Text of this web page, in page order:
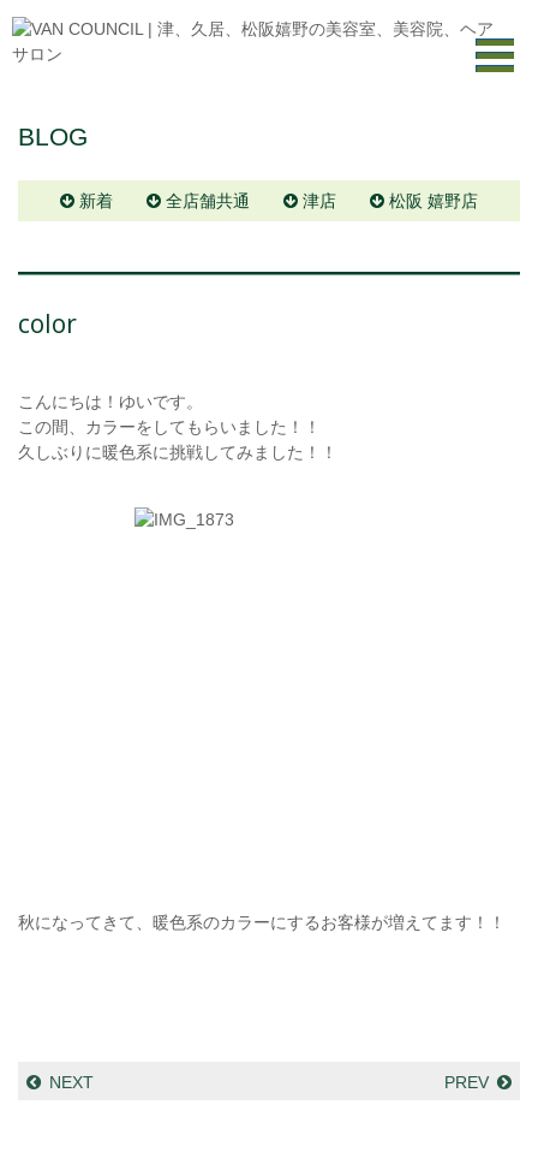
BLOG
新着 全店舗共通 津店 松阪 嬉野店
color
こんにちは！ゆいです。
この間、カラーをしてもらいました！！
久しぶりに暖色系に挑戦してみました！！
秋になってきて、暖色系のカラーにするお客様が増えてます！！
NEXT PREV